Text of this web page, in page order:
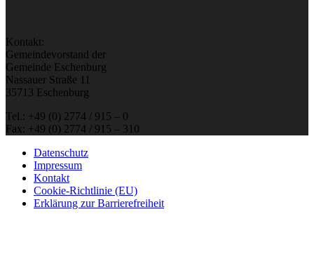
Kontakt:
Gemeindevorstand der
Gemeinde Eschenburg
Nassauer Straße 11
35713 Eschenburg
Tel.: +49 (0) 2774 / 915 – 0
Fax: +49 (0) 2774 / 915 – 310
Datenschutz
Impressum
Kontakt
Cookie-Richtlinie (EU)
Erklärung zur Barrierefreiheit